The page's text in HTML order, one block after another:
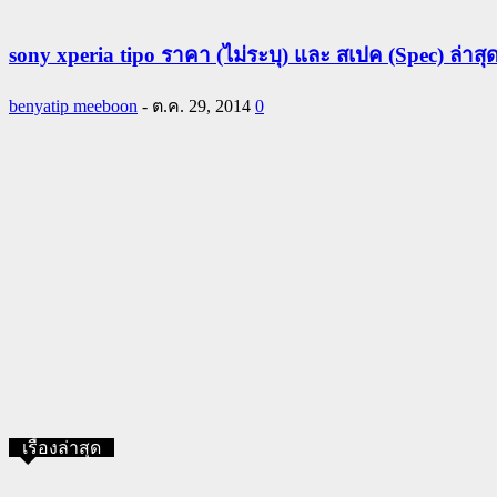
sony xperia tipo ราคา (ไม่ระบุ) และ สเปค (Spec) ล่าสุ
benyatip meeboon - ต.ค. 29, 2014 0
เรื่องล่าสุด